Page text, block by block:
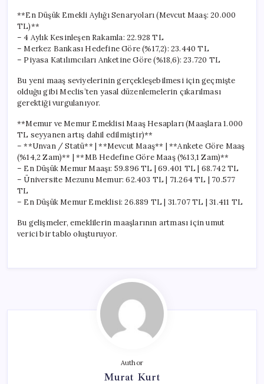
**En Düşük Emekli Aylığı Senaryoları (Mevcut Maaş: 20.000
TL)**
– 4 Aylık Kesinleşen Rakamla: 22.928 TL
– Merkez Bankası Hedefine Göre (%17,2): 23.440 TL
– Piyasa Katılımcıları Anketine Göre (%18,6): 23.720 TL
Bu yeni maaş seviyelerinin gerçekleşebilmesi için geçmişte
olduğu gibi Meclis’ten yasal düzenlemelerin çıkarılması
gerektiği vurgulanıyor.
**Memur ve Memur Emeklisi Maaş Hesapları (Maaşlara 1.000
TL seyyanen artış dahil edilmiştir)**
– **Unvan / Statü** | **Mevcut Maaş** | **Ankete Göre Maaş
(%14,2 Zam)** | **MB Hedefine Göre Maaş (%13,1 Zam)**
– En Düşük Memur Maaşı: 59.896 TL | 69.401 TL | 68.742 TL
– Üniversite Mezunu Memur: 62.403 TL | 71.264 TL | 70.577
TL
– En Düşük Memur Emeklisi: 26.889 TL | 31.707 TL | 31.411 TL
Bu gelişmeler, emeklilerin maaşlarının artması için umut
verici bir tablo oluşturuyor.
Author
Murat Kurt